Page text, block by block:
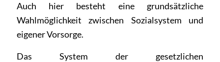
Auch hier besteht eine grundsätzliche
Wahlmöglichkeit zwischen Sozialsystem und
eigener Vorsorge.
Das System der gesetzlichen